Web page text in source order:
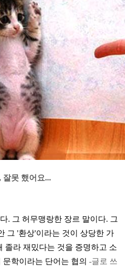
잘못 했어요...
. 그 허무맹랑한 장르 말이다. 그
그 '환상'이라는 것이 상당한 가
졸라 재밌다는 것을 증명하고 소
학이라는 단어는 협의 -글로 쓰